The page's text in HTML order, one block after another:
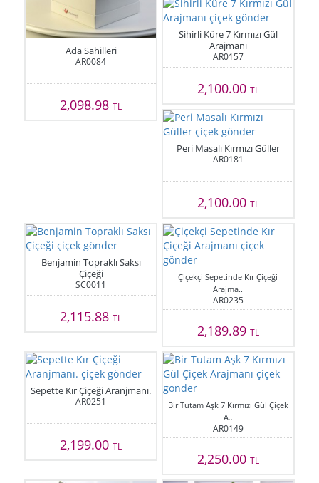
Ada Sahilleri
AR0084
2,098.98TL
Sihirli Küre 7 Kırmızı Gül
Arajmanı
AR0157
2,100.00 TL
Peri Masalı Kırmızı Güller
AR0181
2,100.00 TL
Benjamin Topraklı Saksı
Çiçeği
SC0011
2,115.88TL
Çiçekçi Sepetinde Kır Çiçeği
Arajma..
AR0235
2,189.89 TL
Sepette Kır Çiçeği Aranjmanı.
AR0251
2,199.00TL
Bir Tutam Aşk 7 Kırmızı Gül Çiçek
A..
AR0149
2,250.00 TL